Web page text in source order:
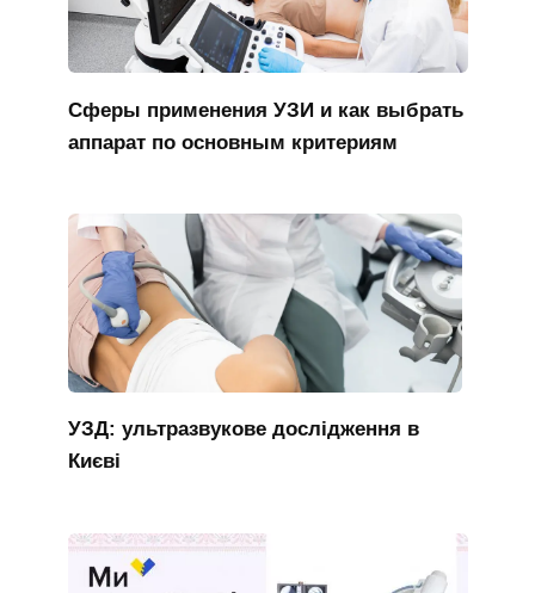
Сферы применения УЗИ и как выбрать
аппарат по основным критериям
УЗД: ультразвукове дослідження в
Києві